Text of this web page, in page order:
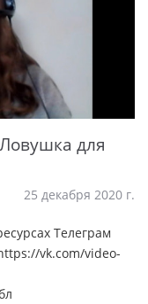
для
25 декабря 2020 г.
Телеграм
vk.com/video-